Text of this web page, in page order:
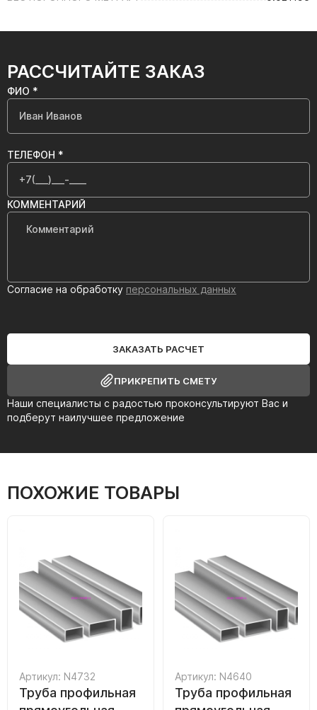
РАССЧИТАЙТЕ ЗАКАЗ
Наши специалисты с радостью проконсультируют Вас и
подберут наилучшее предложение
ФИО *
ТЕЛЕФОН *
КОММЕНТАРИЙ
Согласие на обработку персональных данных
ЗАКАЗАТЬ РАСЧЕТ
ПРИКРЕПИТЬ СМЕТУ
ПОХОЖИЕ ТОВАРЫ
Артикул: N4732
Труба профильная
Артикул: N4640
Труба профильная